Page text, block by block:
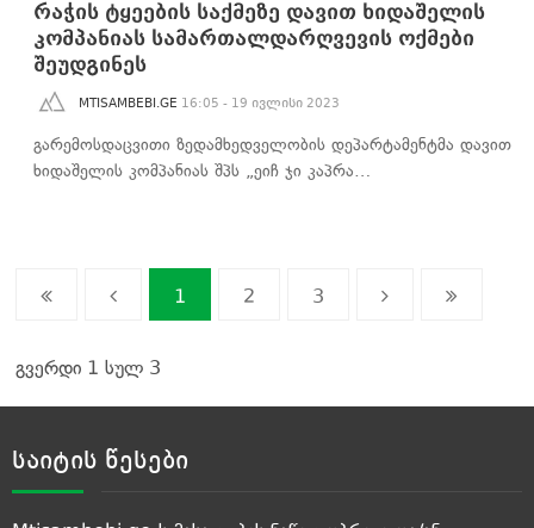
რაჭის ტყეების საქმეზე დავით ხიდაშელის
კომპანიას სამართალდარღვევის ოქმები
შეუდგინეს
MTISAMBEBI.GE 16:05 - 19 ივლისი 2023
გარემოსდაცვითი ზედამხედველობის დეპარტამენტმა დავით
ხიდაშელის კომპანიას შპს „ეიჩ ჯი კაპრა…
1 2 3
გვერდი 1 სულ 3
საიტის წესები